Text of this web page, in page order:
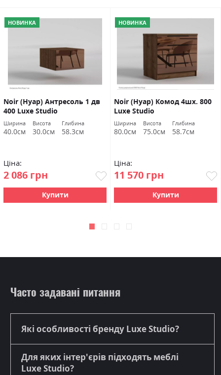
НОВИНКА
Noir (Нуар) Антресоль 1 дв
400 Luxe Studio
Ширина
40.0см
Висота
30.0см
Глибина
58.3см
Ціна:
2 086 грн
Купити
НОВИНКА
Noir (Нуар) Комод 4шх. 800
Luxe Studio
Ширина
80.0см
Висота
75.0см
Глибина
58.7см
Ціна:
11 570 грн
Купити
Часто задавані питання
Які особливості бренду Luxe Studio?
Для яких інтер'єрів підходять меблі
Luxe Studio?